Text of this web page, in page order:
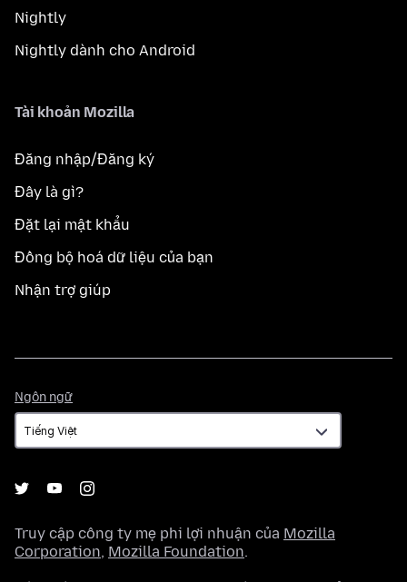
Nightly
Nightly dành cho Android
Tài khoản Mozilla
Đăng nhập/Đăng ký
Đây là gì?
Đặt lại mật khẩu
Đồng bộ hoá dữ liệu của bạn
Nhận trợ giúp
Ngôn ngữ
ngữ
Truy cập công ty mẹ phi lợi nhuận của Mozilla
Corporation, Mozilla Foundation.